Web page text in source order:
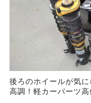
後ろのホイールが気
高調！軽カーパーツ